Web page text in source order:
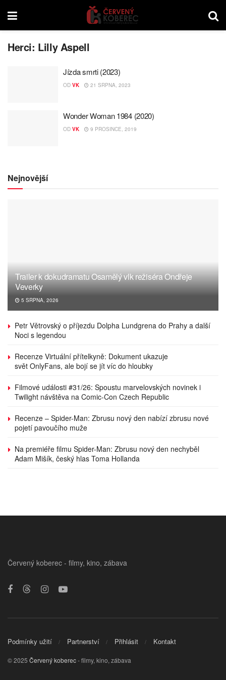
Herci: Lilly Aspell
Jízda smrti (2023)
OD VK 21 SRPNA, 2023
Wonder Woman 1984 (2020)
OD VK 9 PROSINCE, 2019
Nejnovější
Trailer k dokudramatu Osamělý vlk režiséra Ondřeje
Veverky
5 SRPNA, 2026
Petr Větrovský o příjezdu Dolpha Lundgrena do Prahy a další
Noci s legendou
Recenze Virtuální přítelkyně: Dokument ukazuje
svět OnlyFans, ale bojí se jít víc do hloubky
Filmové události #31/26: Spoustu marvelovských novinek i
Twilight návštěva na Comic-Con Czech Republic
Recenze – Spider-Man: Zbrusu nový den nabízí zbrusu nové
pojetí pavoučího muže
Na premiéře filmu Spider-Man: Zbrusu nový den nechyběl
Adam Mišík, český hlas Toma Hollanda
Červený koberec - filmy, kino, zábava
Podmínky užití Partnerství Přihlásit Kontakt
© 2025 Červený koberec- filmy, kino, zábava